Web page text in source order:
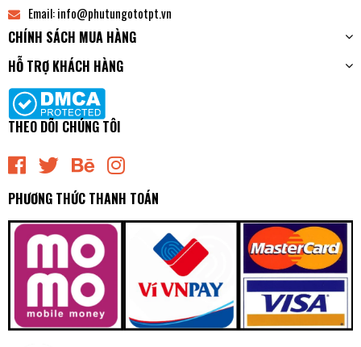
Email:info@phutungototpt.vn
CHÍNH SÁCH MUA HÀNG
HỖ TRỢ KHÁCH HÀNG
THEO DÕI CHÚNG TÔI
PHƯƠNG THỨC THANH TOÁN